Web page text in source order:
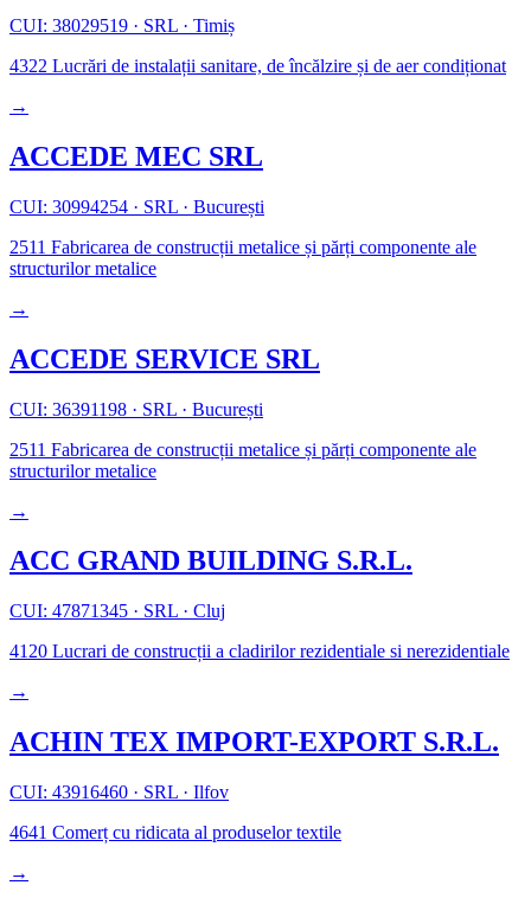
CUI: 38029519 · SRL · Timiș
4322 Lucrări de instalații sanitare, de încălzire și de aer condiționat
→
ACCEDE MEC SRL
CUI: 30994254 · SRL · București
2511 Fabricarea de construcții metalice și părți componente ale
structurilor metalice
→
ACCEDE SERVICE SRL
CUI: 36391198 · SRL · București
2511 Fabricarea de construcții metalice și părți componente ale
structurilor metalice
→
ACC GRAND BUILDING S.R.L.
CUI: 47871345 · SRL · Cluj
4120 Lucrari de construcții a cladirilor rezidentiale si nerezidentiale
→
ACHIN TEX IMPORT-EXPORT S.R.L.
CUI: 43916460 · SRL · Ilfov
4641 Comerț cu ridicata al produselor textile
→